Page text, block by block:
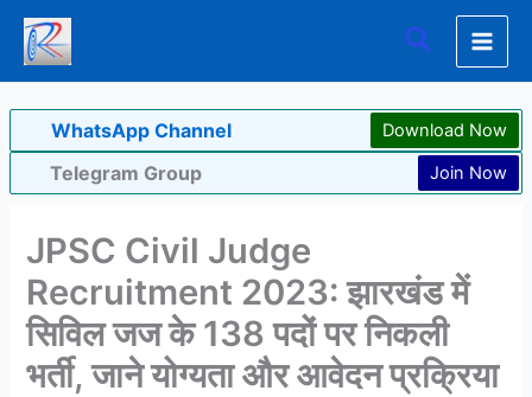
Skip
content
Search
WhatsApp Channel Download Now
Telegram Group Join Now
JPSC Civil Judge
Recruitment 2023: झारखंड में
सिविल जज के 138 पदों पर निकली
भर्ती, जाने योग्यता और आवेदन प्रक्रिया